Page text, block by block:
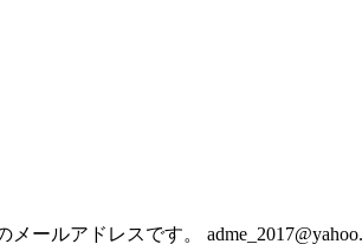
ールアドレスです。